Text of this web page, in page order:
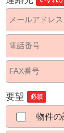
要望 必須
物件